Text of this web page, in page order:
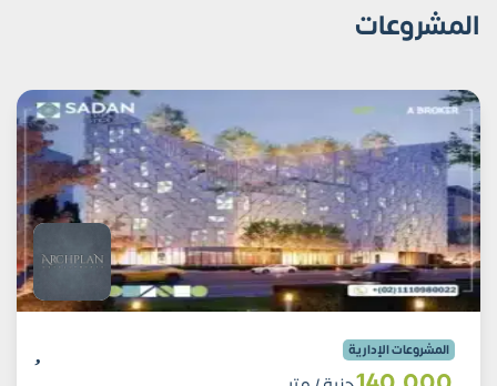
المشروعات
المشروعات الإدارية